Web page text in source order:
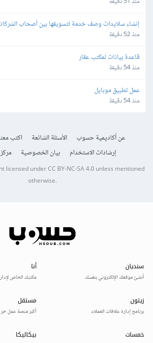
إنشاء سلايدات وصف خدمة لتسويقها بين أصحاب
منذ 52 دقيقة
قاعدة بيانات لمكتب عقار
منذ 54 دقيقة
عمل تطبيق موبايل
منذ 54 دقيقة
عن أكاديمية حسوب الأسئلة الشائعة اكتب
إرشادات الاستخدام
بيان الخصوصية
licensed underCC BY-NC-SA 4.0unless mentioned
otherwise.